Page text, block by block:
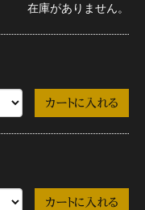
在庫がありません。